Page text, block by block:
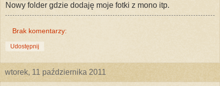
Nowy folder gdzie dodaję moje fotki z mono itp.
Brak komentarzy:
Udostępnij
wtorek, 11 października 2011